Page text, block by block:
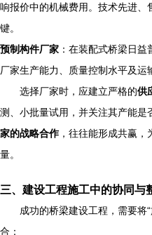
响报价中的机械费用。技术先进
键。
预制构件厂家 ：在装配式桥梁日
厂家生产能力、质量控制水平及运
选择厂家时，应建立严格的供
测、小批量试用，并关注其产能是
家的战略合作，往往能形成共赢，
量。
三、建设工程施工中的协同与
成功的桥梁建设工程，需要将
合：